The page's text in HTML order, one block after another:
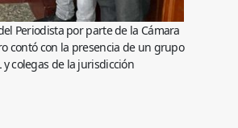
Periodista por parte de la Cámara
contó con la presencia de un grupo
colegas de la jurisdicción